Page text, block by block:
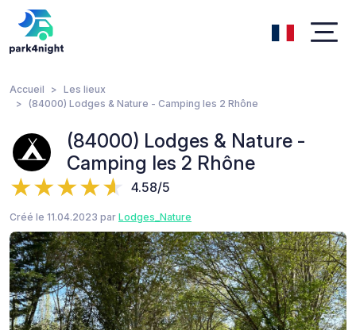
Accueil
Les lieux
(84000) Lodges & Nature - Camping les 2 Rhône
(84000) Lodges & Nature -
Camping les 2 Rhône
4.58/5
Créé le 11.04.2023 par Lodges_Nature